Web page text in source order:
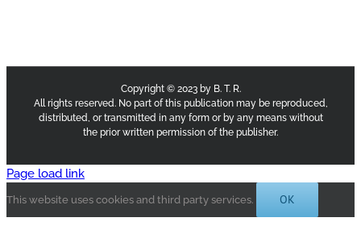
Copyright © 2023 by B. T. R.
All rights reserved. No part of this publication may be reproduced,
distributed, or transmitted in any form or by any means without
the prior written permission of the publisher.
Page load link
This website uses cookies and third party services. OK